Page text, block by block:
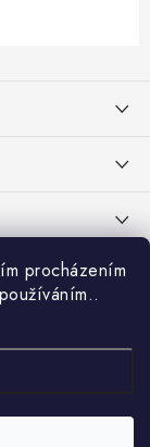
procházením